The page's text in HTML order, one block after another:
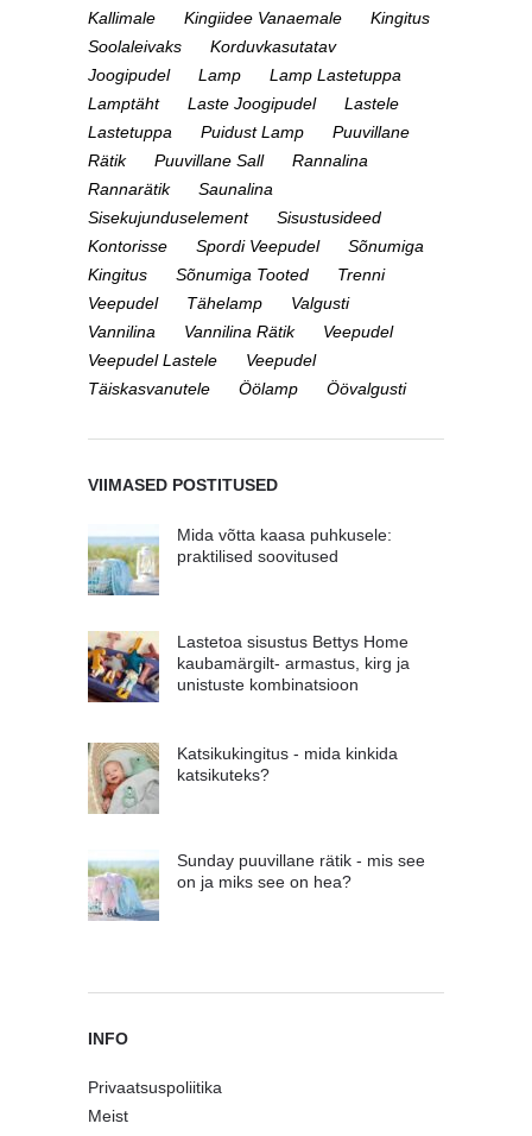
Kallimale
Kingiidee Vanaemale
Kingitus
Soolaleivaks
Korduvkasutatav
Joogipudel
Lamp
Lamp Lastetuppa
Lamptäht
Laste Joogipudel
Lastele
Lastetuppa
Puidust Lamp
Puuvillane
Rätik
Puuvillane Sall
Rannalina
Rannarätik
Saunalina
Sisekujunduselement
Sisustusideed
Kontorisse
Spordi Veepudel
Sõnumiga
Kingitus
Sõnumiga Tooted
Trenni
Veepudel
Tähelamp
Valgusti
Vannilina
Vannilina Rätik
Veepudel
Veepudel Lastele
Veepudel
Täiskasvanutele
Öölamp Öövalgusti
VIIMASED POSTITUSED
Mida võtta kaasa puhkusele:
praktilised soovitused
Lastetoa sisustus Bettys Home
kaubamärgilt- armastus, kirg ja
unistuste kombinatsioon
Katsikukingitus - mida kinkida
katsikuteks?
Sunday puuvillane rätik - mis see
on ja miks see on hea?
INFO
Privaatsuspoliitika
Meist